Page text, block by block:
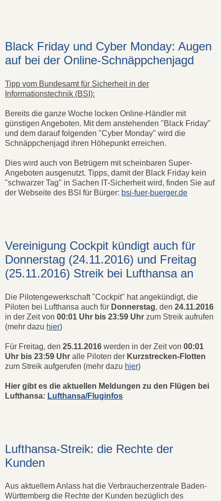
Black Friday und Cyber Monday: Augen
auf bei der Online-Schnäppchenjagd
Tipp vom Bundesamt für Sicherheit in der
Informationstechnik (BSI):
Bereits die ganze Woche locken Online-Händler mit
günstigen Angeboten. Mit dem anstehenden "Black Friday"
und dem darauf folgenden "Cyber Monday" wird die
Schnäppchenjagd ihren Höhepunkt erreichen.
Dies wird auch von Betrügern mit scheinbaren Super-
Angeboten ausgenutzt. Tipps, damit der Black Friday kein
"schwarzer Tag" in Sachen IT-Sicherheit wird, finden Sie auf
der Webseite des BSI für Bürger: bsi-fuer-buerger.de
Vereinigung Cockpit kündigt auch für
Donnerstag (24.11.2016) und Freitag
(25.11.2016) Streik bei Lufthansa an
Die Pilotengewerkschaft "Cockpit" hat angekündigt, die
Piloten bei Lufthansa auch für Donnerstag, den 24.11.2016
in der Zeit von 00:01 Uhr bis 23:59 Uhr zum Streik aufrufen
(mehr dazu hier)
Für Freitag, den 25.11.2016 werden in der Zeit von 00:01
Uhr bis 23:59 Uhr alle Piloten der Kurzstrecken-Flotten
zum Streik aufgerufen (mehr dazu hier)
Hier gibt es die aktuellen Meldungen zu den Flügen bei
Lufthansa: Lufthansa/Fluginfos
Lufthansa-Streik: die Rechte der
Kunden
Aus aktuellem Anlass hat die Verbraucherzentrale Baden-
Württemberg die Rechte der Kunden bezüglich des